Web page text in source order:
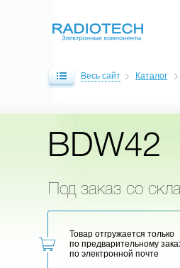
Весь сайт Каталог
BDW42
Под заказ со
Товар отгружается только
по предварительному
по электронной почте